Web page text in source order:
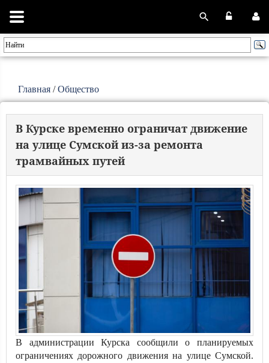
Главная /Общество
В Курске временно ограничат движение
на улице Сумской из-за ремонта
трамвайных путей
В администрации Курска сообщили о планируемых
ограничениях дорожного движения на улице Сумской.